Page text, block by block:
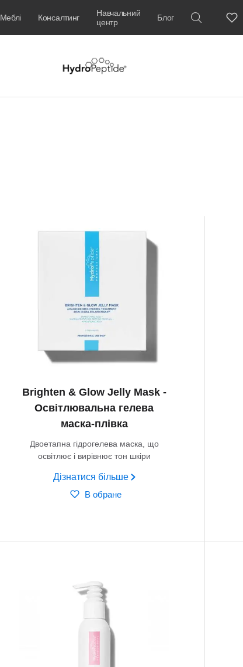
Меблі Консалтинг
Навчальний
центр
Блог
Brighten & Glow Jelly Mask -
Освітлювальна гелева
маска-плівка
Двоетапна гідрогелева маска, що
освітлює і вирівнює тон шкіри
Дізнатися більше
В обране